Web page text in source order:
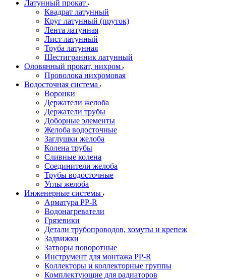
Латунный прокат
Квадрат латунный
Круг латунный (пруток)
Лента латунная
Лист латунный
Труба латунная
Шестигранник латунный
Оловянный прокат, нихром
Проволока нихромовая
Водосточная система
Воронки
Держатели желоба
Держатели трубы
Доборные элементы
Желоба водосточные
Заглушки желоба
Колена трубы
Сливные колена
Соединители желоба
Трубы водосточные
Углы желоба
Инженерные системы
Арматура PP-R
Водонагреватели
Грязевики
Детали трубопроводов, хомуты и крепеж
Задвижки
Затворы поворотные
Инструмент для монтажа PP-R
Коллекторы и коллекторные группы
Комплектующие для радиаторов